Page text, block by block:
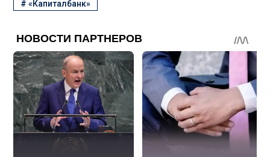
#«Капиталбанк»